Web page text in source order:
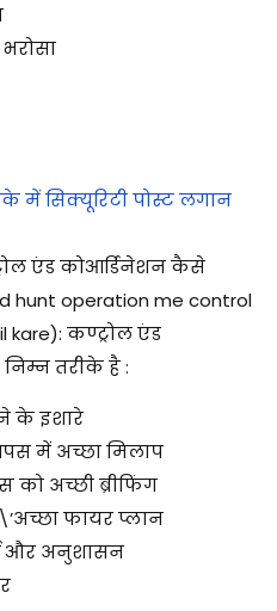
में सिक्यूरिटी पोस्ट लगान
एंड कोआर्डिनेशन कैसे
hunt operation me control
kare): कण्ट्रोल एंड
तरीके है :
के इशारे
में अच्छा मिलाप
को अच्छी ब्रीफिंग
\’अच्छा फायर प्लान
और अनुशासन